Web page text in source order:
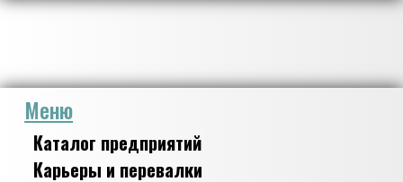
Меню
Каталог предприятий
Карьеры и перевалки